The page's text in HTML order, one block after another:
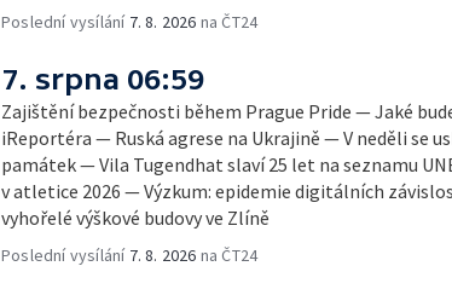
Poslední vysílání 7. 8. 2026 na ČT24
7. srpna 06:59
Zajištění bezpečnosti během Prague Pride — Jaké
iReportéra — Ruská agrese na Ukrajině — V neděli se
památek — Vila Tugendhat slaví 25 let na seznamu
v atletice 2026 — Výzkum: epidemie digitálních
vyhořelé výškové budovy ve Zlíně
Poslední vysílání 7. 8. 2026 na ČT24